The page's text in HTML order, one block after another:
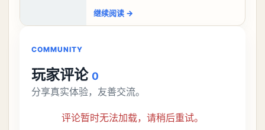
比较高的，对于那些新手玩家并不建议直
继续阅读 →
COMMUNITY
玩家评论 0
分享真实体验，友善交流。
评论暂时无法加载，请稍后重试。